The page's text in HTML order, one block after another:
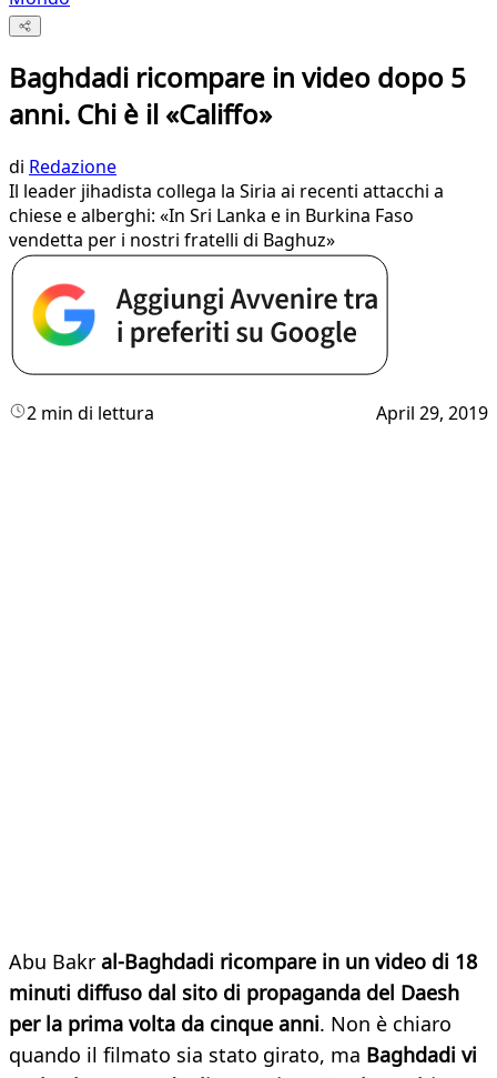
Baghdadi ricompare in video dopo 5
anni. Chi è il «Califfo»
di Redazione
Il leader jihadista collega la Siria ai recenti attacchi a
chiese e alberghi: «In Sri Lanka e in Burkina Faso
vendetta per i nostri fratelli di Baghuz»
2 min di lettura April 29, 2019
Abu Bakr al-Baghdadi ricompare in un video di 18
minuti diffuso dal sito di propaganda del Daesh
per la prima volta da cinque anni. Non è chiaro
quando il filmato sia stato girato, ma Baghdadi vi